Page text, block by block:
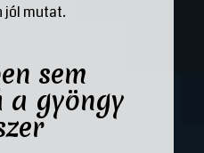
jól mutat.
sem
a gyöngy